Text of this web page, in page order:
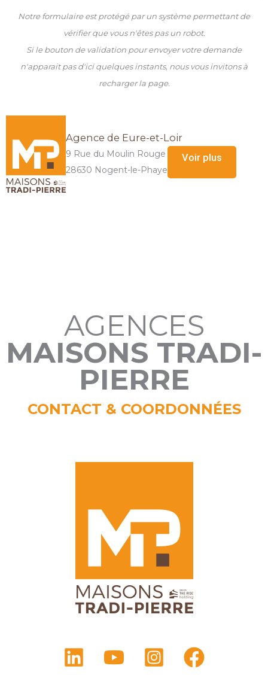
Notre formulaire est protégé par un système permettant de
vérifier que vous n'êtes pas un robot.
Si le bouton de validation pour envoyer votre demande
n'apparait pas d'ici quelques instants, nous vous invitons à
recharger la page.
Agence de Eure-et-Loir
9 Rue du Moulin Rouge
28630 Nogent-le-Phaye
Voir plus
AGENCES
MAISONS TRADI-
PIERRE
CONTACT & COORDONNÉES